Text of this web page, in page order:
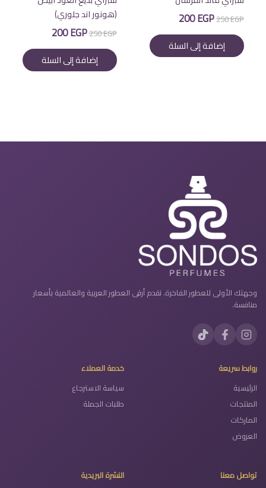
250EGP السعر
الأصلي
هو:
250 EGP.
200EGP
هو:
200 EGP.
إضافة إلى السلة
(هونور اند جلوري)
250EGP السعر
الأصلي
هو:
250 EGP.
200EGP
هو:
200 EGP.
إضافة إلى السلة
وجهتك الأولى للعطور الفاخرة. نقدم أرقى العطور العربية والعالمية بأسعار
منافسة.
روابط سريعة
الرئيسية
المنتجات
الماركات
العروض
خدمة العملاء
سياسة الاسترجاع
طلبات الجملة
تواصل معنا
النشرة البريدية